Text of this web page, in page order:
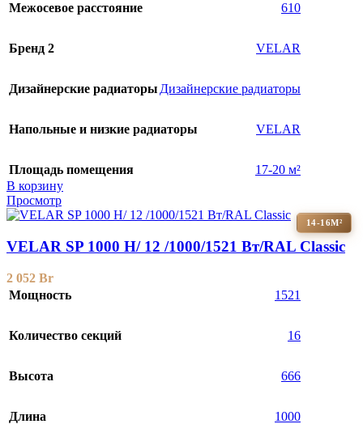
Межосевое расстояние 610
Бренд 2 VELAR
Дизайнерские радиаторы Дизайнерские радиаторы
Напольные и низкие радиаторы VELAR
Площадь помещения
17-20 м²
В корзину
Просмотр
14-16М²
VELAR SP 1000 H/ 12 /1000/1521 Вт/RAL Classic
2 052 Br
Мощность
1521
Количество секций 16
Высота 666
Длина 1000